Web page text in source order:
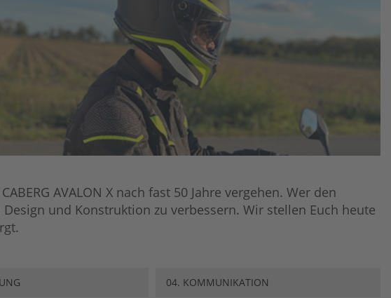
AVALON X nach fast 50 Jahre vergehen. Wer den
und Konstruktion zu verbessern. Wir stellen Euch heute
04. KOMMUNIKATION